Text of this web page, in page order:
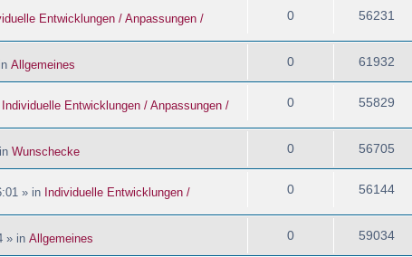
Entwicklungen / Anpassungen /
0 56231
Allgemeines 0 61932
Individuelle Entwicklungen / Anpassungen /
0 55829
Wunschecke 0 56705
» in Individuelle Entwicklungen /
0 56144
» in Allgemeines 0 59034